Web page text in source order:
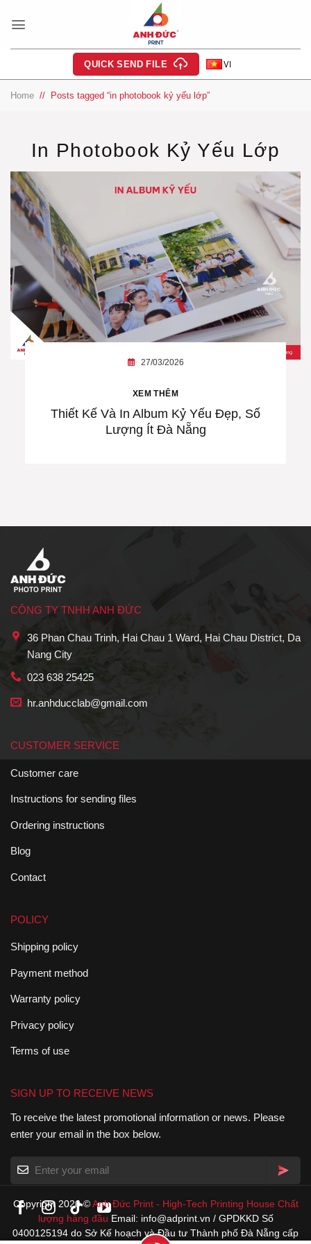
QUICK SEND FILE VI
Home / Posts tagged “in photobook kỷ yếu lớp”
In Photobook Kỷ Yếu Lớp
Thiết Kế Và In Album Kỷ Yếu Đẹp, Số
Lượng Ít Đà Nẵng
27/03/2026
XEM THÊM
CÔNG TY TNHH ANH ĐỨC
36 Phan Chau Trinh, Hai Chau 1 Ward, Hai Chau District, Da
Nang City
023 638 25425
hr.anhducclab@gmail.com
CUSTOMER SERVICE
Customer care
Instructions for sending files
Ordering instructions
Blog
Contact
POLICY
Shipping policy
Payment method
Warranty policy
Privacy policy
Terms of use
SIGN UP TO RECEIVE NEWS
To receive the latest promotional information or news. Please
enter your email in the box below.
Copyright 2026 © Anh Đức Print- High-Tech Printing House Chất
lượng hàng đầu Email: info@adprint.vn / GPDKKD Số
0400125194 do Sở Kế hoạch và Đầu tư Thành phố Đà Nẵng cấp